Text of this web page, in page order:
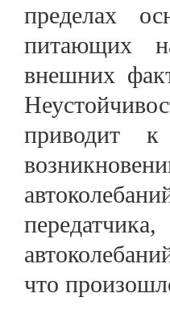
пределах
питающих
внешних
приводит
что